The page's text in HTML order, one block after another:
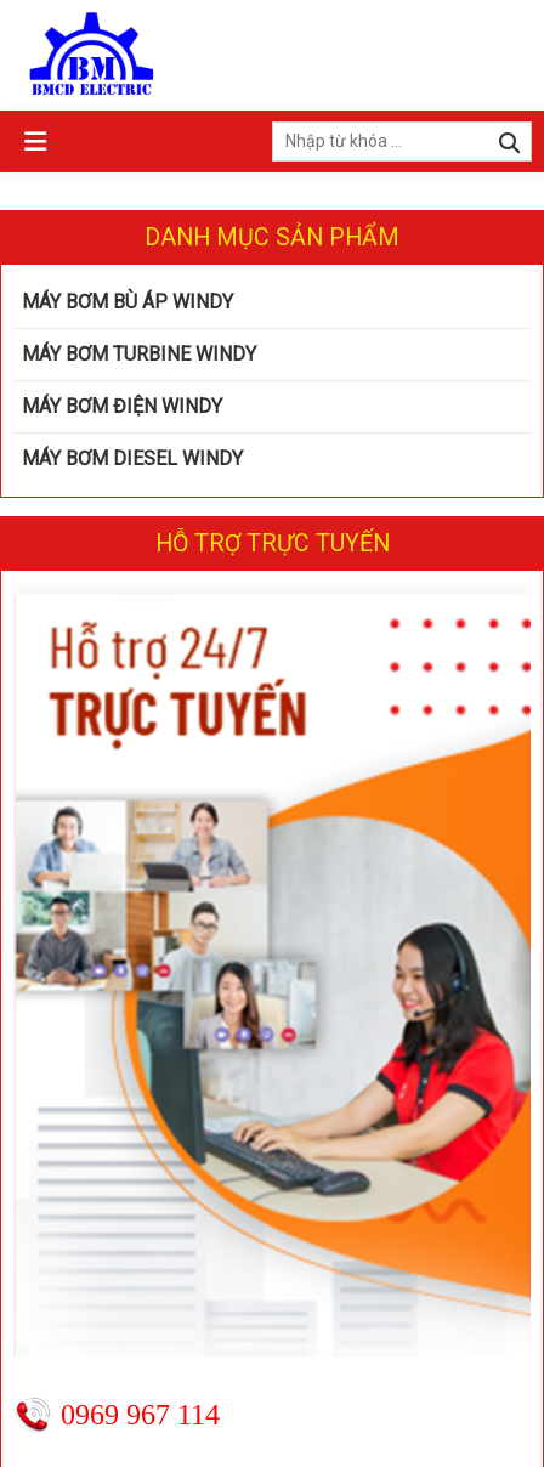
DANH MỤC SẢN PHẨM
MÁY BƠM BÙ ÁP WINDY
MÁY BƠM TURBINE WINDY
MÁY BƠM ĐIỆN WINDY
MÁY BƠM DIESEL WINDY
HỖ TRỢ TRỰC TUYẾN
0969 967 114